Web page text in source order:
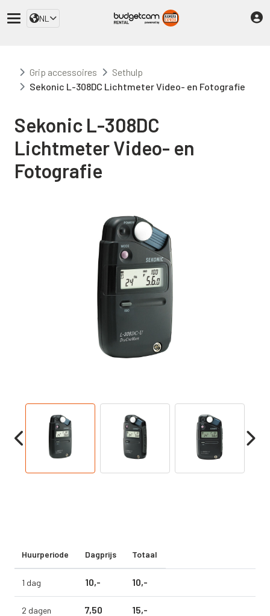
NL
Grip accessoires
Sethulp
Sekonic L-308DC Lichtmeter Video- en Fotografie
Sekonic L-308DC
Lichtmeter Video- en
Fotografie
Huurperiode Dagprijs Totaal
1 dag 10,- 10,-
2 dagen 7,50 15,-